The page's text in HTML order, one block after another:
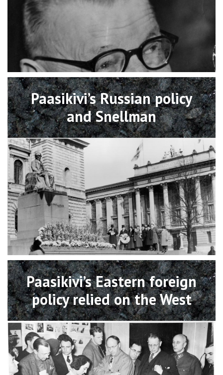
Paasikivi’s Russian policy
and Snellman
Open
Paasikivi’s Eastern foreign
policy relied on the West
Open